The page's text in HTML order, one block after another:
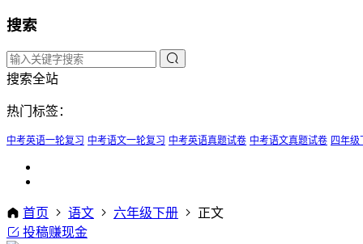
搜索
搜索全站
热门标签：
中考英语一轮复习 中考语文一轮复习 中考英语真题试卷 中考语文真题试卷 四年级
首页 语文 六年级下册
正文
投稿赚现金